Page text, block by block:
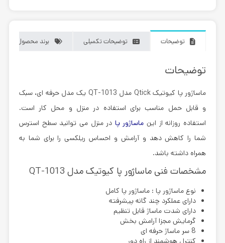
توضیحات توضیحات تکمیلی برند محصول
توضیحات
ماساژور پا کیوتیک Qtick مدل QT-1013
یک مدل حرفه ای، سبک
و قابل حمل مناسب برای استفاده در منزل و محل کار است.
استفاده روزانه از این ماساژور پا در منزل می توانید سطح استرس
شما را کاهش دهد و آرامش و احساس ریلکسی را برای شما به
همراه داشته باشد.
مشخصات فنی ماساژور پا کیوتیک مدل QT-1013
نوع ماساژور پا : ماساژور پا کامل
دارای عملکرد چند گانه پیشرفته
دارای شدت ماساژ قابل تنظیم
گرمایش مجزا آرامش بخش
8 سر ماساژ حرفه ای
کنترل هوشمند از راه دور